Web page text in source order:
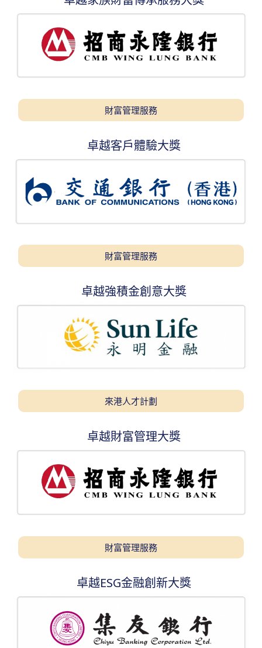
財富管理服務
卓越客戶體驗大獎
財富管理服務
卓越強積金創意大獎
來港人才計劃
卓越財富管理大獎
財富管理服務
卓越ESG金融創新大獎